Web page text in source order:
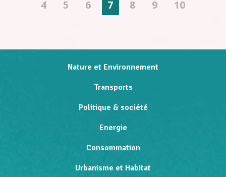
4 5 6 7 8 9 10
Nature et Environnement
Transports
Politique & société
Energie
Consommation
Urbanisme et Habitat